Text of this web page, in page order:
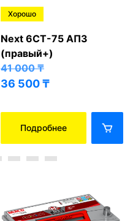
Хорошо
Next 6СТ-75 АПЗ
(правый+)
41 000₸
36 500₸
Подробнее